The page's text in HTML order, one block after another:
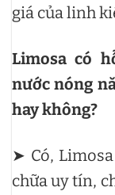
giá của linh
Limosa có
nước nóng
hay không?
➤ Có,
chữa uy tín,